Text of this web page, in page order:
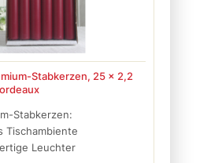
Stabkerzen, 25 x 2,2
Stabkerzen:
Tischambiente
Leuchter